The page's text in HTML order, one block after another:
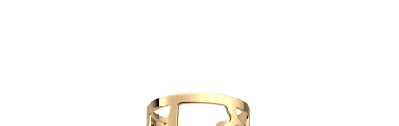
S'IDENTIFIER